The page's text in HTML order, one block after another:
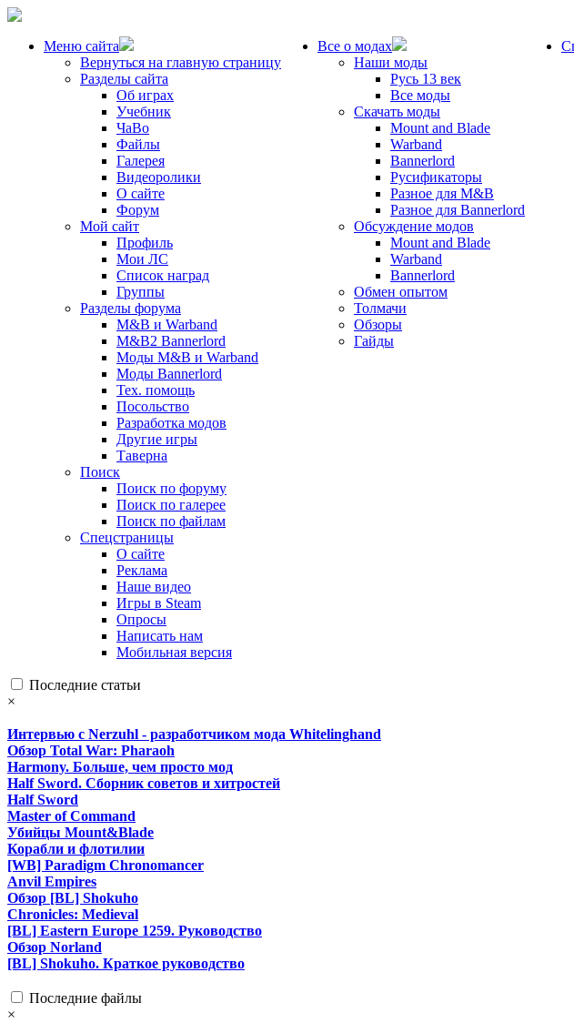
Меню сайта
Вернуться на главную страницу
Разделы сайта
Об играх
Учебник
ЧаВо
Файлы
Галерея
Видеоролики
О сайте
Форум
Мой сайт
Профиль
Мои ЛС
Список наград
Группы
Разделы форума
M&B и Warband
M&B2 Bannerlord
Моды M&B и Warband
Моды Bannerlord
Тех. помощь
Посольство
Разработка модов
Другие игры
Таверна
Поиск
Поиск по форуму
Поиск по галерее
Поиск по файлам
Спецстраницы
О сайте
Реклама
Наше видео
Игры в Steam
Опросы
Написать нам
Мобильная версия
Все о модах
Наши моды
Русь 13 век
Все моды
Скачать моды
Mount and Blade
Warband
Bannerlord
Русификаторы
Разное для M&B
Разное для Bannerlord
Обсуждение модов
Mount and Blade
Warband
Bannerlord
Обмен опытом
Толмачи
Обзоры
Гайды
Последние статьи
×
Интервью с Nerzuhl - разработчиком мода Whitelinghand
Обзор Total War: Pharaoh
Harmony. Больше, чем просто мод
Half Sword. Сборник советов и хитростей
Half Sword
Master of Command
Убийцы Mount&Blade
Корабли и флотилии
[WB] Paradigm Chronomancer
Anvil Empires
Обзор [BL] Shokuho
Chronicles: Medieval
[BL] Eastern Europe 1259. Руководство
Обзор Norland
[BL] Shokuho. Краткое руководство
Последние файлы
×